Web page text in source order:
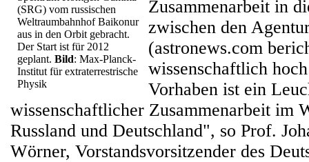
(SRG) vom russischen
Weltraumbahnhof Baikonur
aus in den Orbit gebracht.
Der Start ist für 2012
geplant. Bild: Max-Planck-
Institut für extraterrestrische
Physik
Zusammenarbeit in
zwischen den
(astronews.com
wissenschaftlich
Vorhaben ist ein
wissenschaftlicher Zusammenarbeit im
Russland und Deutschland", so Prof.
Wörner, Vorstandsvorsitzender des